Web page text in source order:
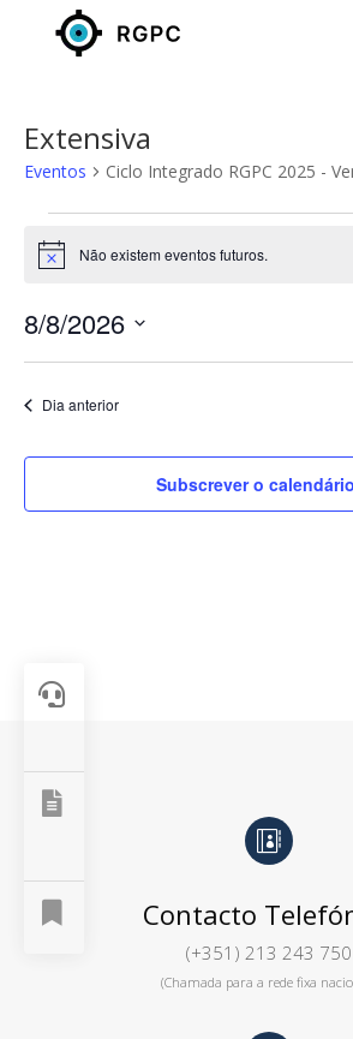


Extensiva
Eventos Ciclo Integrado RGPC 2025 -
Eventos
for
8,
2026
Aviso Não existem eventos futuros.
8/8/2026
data.Dia anterior
Subscrever o calendário

Contacto
(+351) 213 243 750
(Chamada para a rede fixa